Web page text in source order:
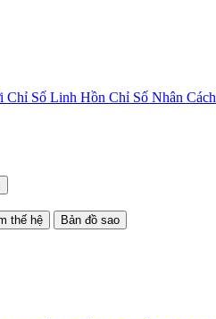
Chỉ Số Linh Hồn Chỉ Số Nhân Cách
thế hệ
Bản đồ sao